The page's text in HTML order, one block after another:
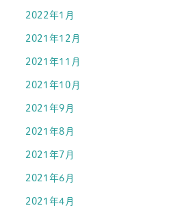
2022年1月
2021年12月
2021年11月
2021年10月
2021年9月
2021年8月
2021年7月
2021年6月
2021年4月